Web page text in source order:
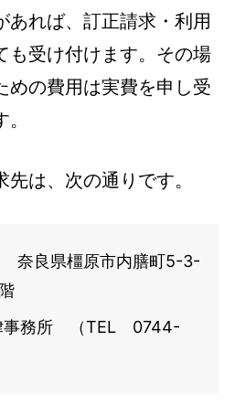
あれば、訂正請求・利用
も受け付けます。その場
めの費用は実費を申し受
先は、次の通りです。
良県橿原市内膳町5-3-
事務所 （TEL 0744-